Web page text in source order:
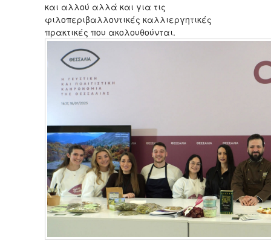
και αλλού αλλά και για τις
φιλοπεριβαλλοντικές καλλιεργητικές
πρακτικές που ακολουθούνται.